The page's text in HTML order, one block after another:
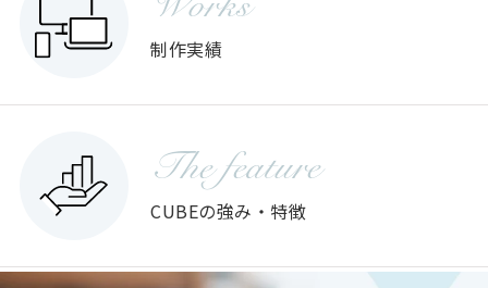
Works
制作実績
The feature
CUBEの強み・特徴